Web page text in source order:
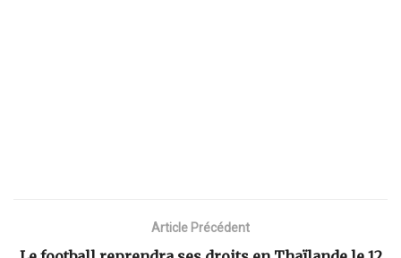
Article Précédent